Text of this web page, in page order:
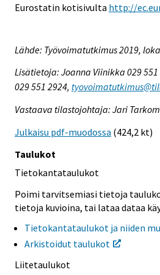
Eurostatin kotisivulta http://
Lähde: Työvoimatutkimus 2019,
Lisätietoja: Joanna Viinikka 029
029 551 2924,
Vastaava tilastojohtaja: Jari
Julkaisu pdf-muodossa (424,2 kt)
Taulukot
Tietokantataulukot
Poimi tarvitsemiasi tietoja
tietoja kuvioina, tai lataa dataa
Tietokantataulukot ja niiden
Arkistoidut taulukot
Liitetaulukot